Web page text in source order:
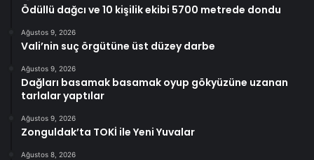
Ödüllü dağcı ve 10 kişilik ekibi 5700 metrede dondu
Ağustos 9, 2026
Vali’nin suç örgütüne üst düzey darbe
Ağustos 9, 2026
Dağları basamak basamak oyup gökyüzüne uzanan
tarlalar yaptılar
Ağustos 9, 2026
Zonguldak’ta TOKİ ile Yeni Yuvalar
Ağustos 8, 2026